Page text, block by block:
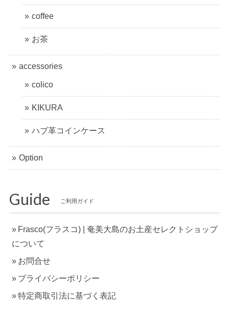
coffee
お茶
accessories
colico
KIKURA
ハブ革コインケース
Option
Guide ご利用ガイド
Frasco(フラスコ) | 奄美大島のお土産セレクトショップ
について
お問合せ
プライバシーポリシー
特定商取引法に基づく表記